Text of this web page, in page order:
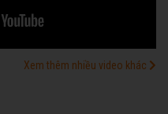
Xem thêm nhiều video khác